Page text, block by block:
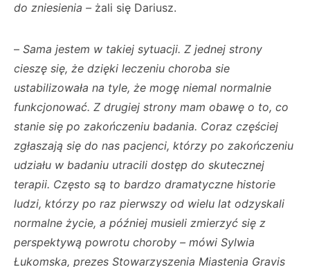
do zniesienia – żali się Dariusz.
– Sama jestem w takiej sytuacji. Z jednej strony
cieszę się, że dzięki leczeniu choroba sie
ustabilizowała na tyle, że mogę niemal normalnie
funkcjonować. Z drugiej strony mam obawę o to, co
stanie się po zakończeniu badania. Coraz częściej
zgłaszają się do nas pacjenci, którzy po zakończeniu
udziału w badaniu utracili dostęp do skutecznej
terapii. Często są to bardzo dramatyczne historie
ludzi, którzy po raz pierwszy od wielu lat odzyskali
normalne życie, a później musieli zmierzyć się z
perspektywą powrotu choroby – mówi Sylwia
Łukomska, prezes Stowarzyszenia Miastenia Gravis